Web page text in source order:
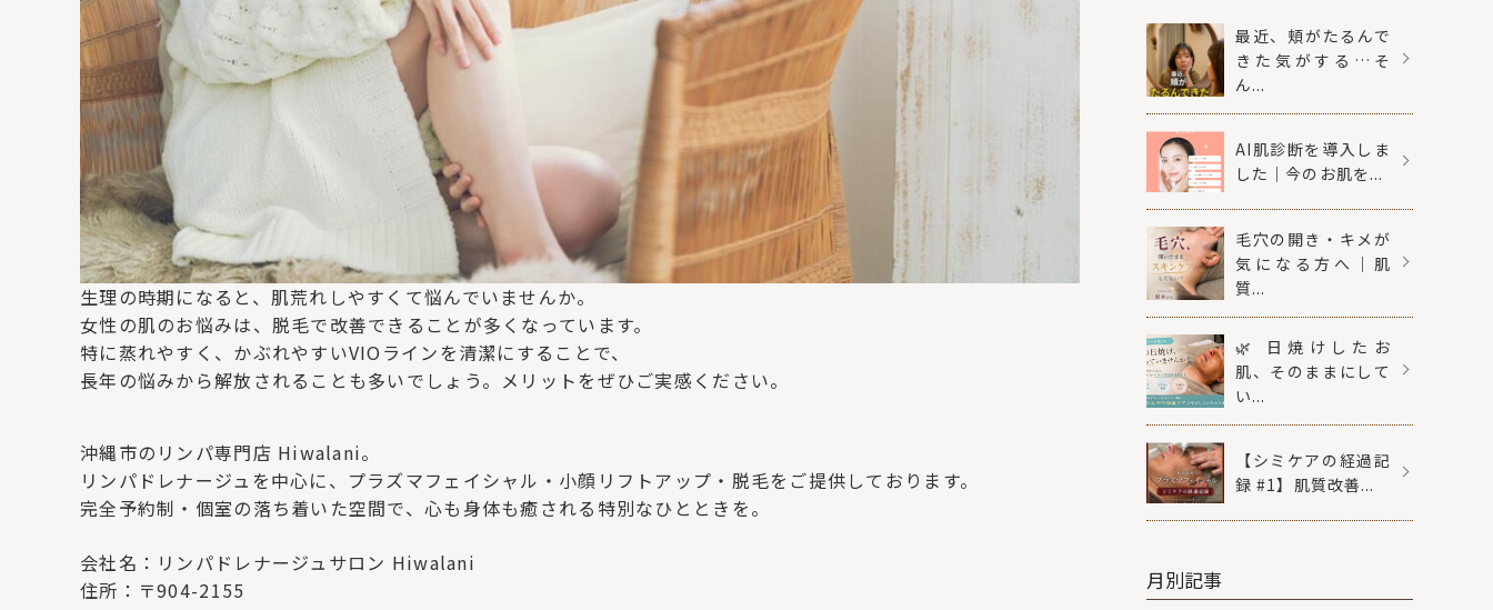
生理の時期になると、肌荒れしやすくて悩んでいませんか。
女性の肌のお悩みは、脱毛で改善できることが多くなっています。
特に蒸れやすく、かぶれやすいVIOラインを清潔にすることで、
長年の悩みから解放されることも多いでしょう。メリットをぜひご実感ください。
沖縄市のリンパ専門店 Hiwalani。
リンパドレナージュを中心に、プラズマフェイシャル・小顔リフトアップ・脱毛をご提供しております。
完全予約制・個室の落ち着いた空間で、心も身体も癒される特別なひとときを。
会社名：リンパドレナージュサロン Hiwalani
住所：〒904-2155
最近、頬がたるんで
きた気がする…そ
ん...
AI肌診断を導入しま
した｜今のお肌を...
毛穴の開き・キメが
気になる方へ｜肌
質...
🌿 日焼けしたお
肌、そのままにして
い...
【シミケアの経過記
録 #1】肌質改善...
月別記事